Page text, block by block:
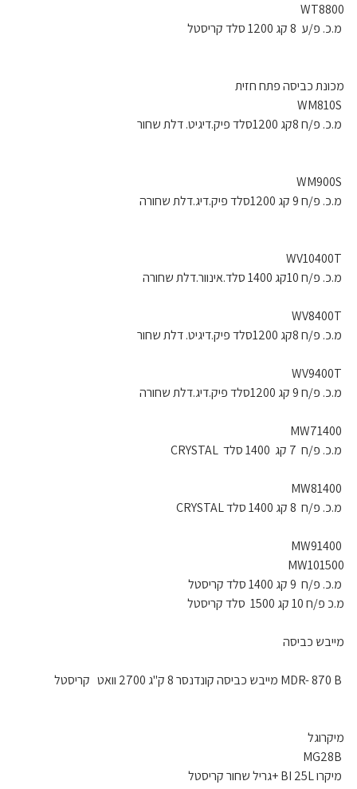
WT8800
מ.כ. פ/ע 8 קג 1200 סלד קריסטל
מכונת כביסה פתח חזית
מ.כ. פ/ח 8קג 1200סלד פיק.דיגיט. דלת שחור
מ.כ. פ/ח 9 קג 1200סלד פיק.דיג.דלת שחורה
מ.כ. פ/ח 10קג 1400 סלד.אינוור.דלת שחורה
מ.כ. פ/ח 8קג 1200סלד פיק.דיגיט. דלת שחור
מ.כ. פ/ח 9 קג 1200סלד פיק.דיג.דלת שחורה
מ.כ. פ/ח 7 קג 1400 סלד CRYSTAL
מ.כ. פ/ח 8 קג 1400 סלד CRYSTAL
MW101500
מ.כ. פ/ח 9 קג 1400 סלד קריסטל
מ.כ פ/ח 10 קג 1500 סלד קריסטל
מייבש כביסה
מיקרוגל
מיקרו BI 25L +גריל שחור קריסטל